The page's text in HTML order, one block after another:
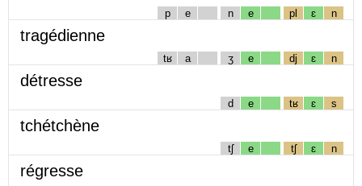
p e n e pl ɛ n
tragédienne
tʁ a ʒ e dj ɛ n
détresse
d e tʁ ɛ s
tchétchène
tʃ e tʃ ɛ n
régresse